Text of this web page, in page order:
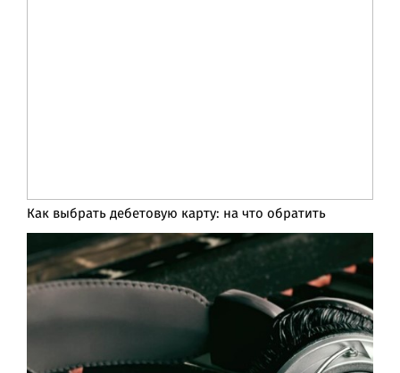
Как выбрать дебетовую карту: на что обратить